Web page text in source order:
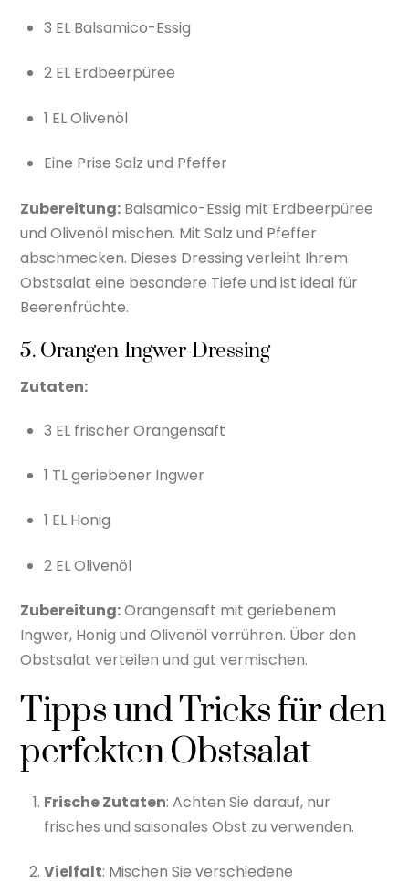
3 EL Balsamico-Essig
2 EL Erdbeerpüree
1 EL Olivenöl
Eine Prise Salz und Pfeffer
Zubereitung: Balsamico-Essig mit Erdbeerpüree
und Olivenöl mischen. Mit Salz und Pfeffer
abschmecken. Dieses Dressing verleiht Ihrem
Obstsalat eine besondere Tiefe und ist ideal für
Beerenfrüchte.
5. Orangen-Ingwer-Dressing
Zutaten:
3 EL frischer Orangensaft
1 TL geriebener Ingwer
1 EL Honig
2 EL Olivenöl
Zubereitung:Orangensaft mit geriebenem
Ingwer, Honig und Olivenöl verrühren. Über den
Obstsalat verteilen und gut vermischen.
Tipps und Tricks für den
perfekten Obstsalat
Frische Zutaten: Achten Sie darauf, nur
frisches und saisonales Obst zu verwenden.
Vielfalt: Mischen Sie verschiedene